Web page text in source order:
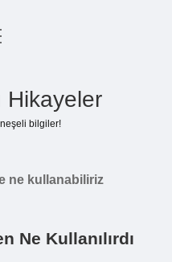
Hikayeler
bilgiler!
ne kullanabiliriz
Ne Kullanılırdı